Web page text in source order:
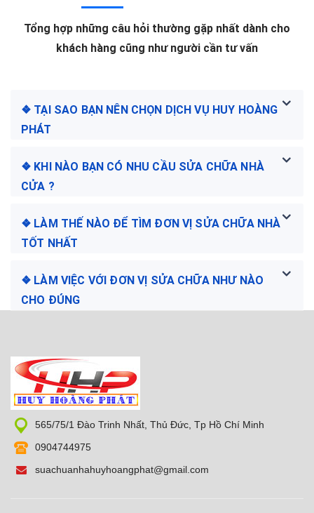
Tổng hợp những câu hỏi thường gặp nhất dành cho
khách hàng cũng như người cần tư vấn
❖ TẠI SAO BẠN NÊN CHỌN DỊCH VỤ HUY HOÀNG
PHÁT
❖ KHI NÀO BẠN CÓ NHU CẦU SỬA CHỮA NHÀ
CỬA ?
❖ LÀM THẾ NÀO ĐỂ TÌM ĐƠN VỊ SỬA CHỮA NHÀ
TỐT NHẤT
❖ LÀM VIỆC VỚI ĐƠN VỊ SỬA CHỮA NHƯ NÀO
CHO ĐÚNG
565/75/1 Đào Trinh Nhất, Thủ Đức, Tp Hồ Chí Minh
0904744975
suachuanhahuyhoangphat@gmail.com